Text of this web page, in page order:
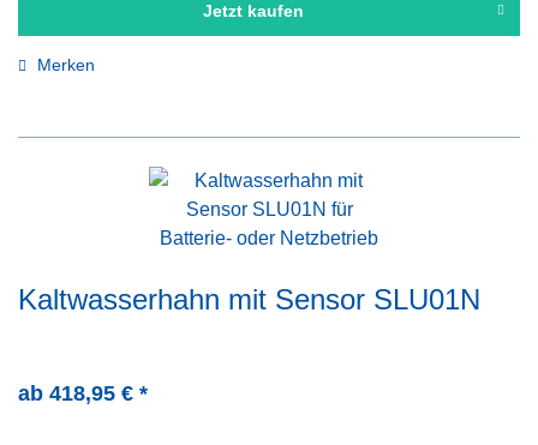
Jetzt kaufen
Merken
Kaltwasserhahn mit Sensor SLU01N
ab 418,95 € *